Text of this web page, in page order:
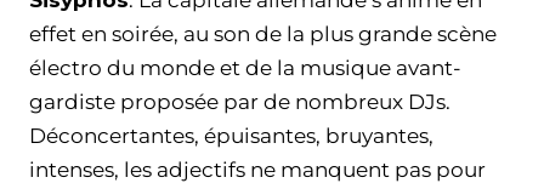
effet en soirée, au son de la plus grande scène
électro du monde et de la musique avant-
gardiste proposée par de nombreux DJs.
Déconcertantes, épuisantes, bruyantes,
intenses, les adjectifs ne manquent pas pour